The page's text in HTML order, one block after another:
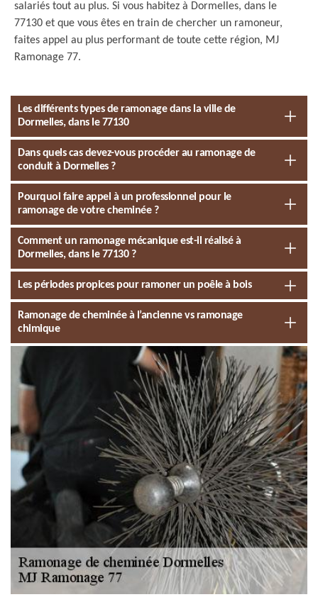
salariés tout au plus. Si vous habitez à Dormelles, dans le
77130 et que vous êtes en train de chercher un ramoneur,
faites appel au plus performant de toute cette région, MJ
Ramonage 77.
Les différents types de ramonage dans la ville de
Dormelles, dans le 77130
Dans quels cas devez-vous procéder au ramonage de
conduit à Dormelles ?
Pourquoi faire appel à un professionnel pour le
ramonage de votre cheminée ?
Comment un ramonage mécanique est-il réalisé à
Dormelles, dans le 77130 ?
Les périodes propices pour ramoner un poêle à bois
Ramonage de cheminée à l’ancienne vs ramonage
chimique